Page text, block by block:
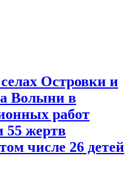
Островки и
Волыни в
работ
55 жертв
числе 26 детей